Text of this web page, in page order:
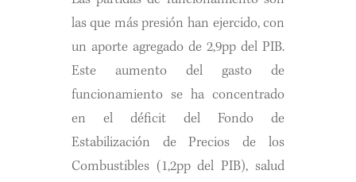
las que más presión han ejercido, con
un aporte agregado de 2,9pp del PIB.
Este aumento del gasto de
funcionamiento se ha concentrado
en el déficit del Fondo de
Estabilización de Precios de los
Combustibles (1,2pp del PIB), salud